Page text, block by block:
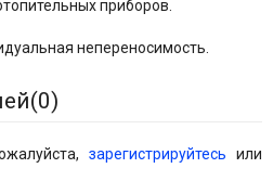
приборов.
непереносимость.
0)
зарегистрируйтесь или